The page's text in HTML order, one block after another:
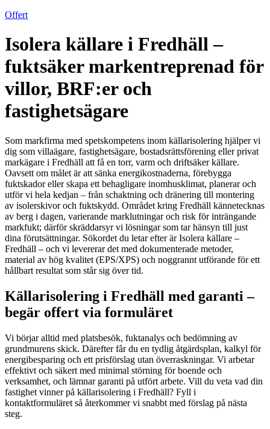
Offert
Isolera källare i Fredhäll –
fuktsäker markentreprenad för
villor, BRF:er och
fastighetsägare
Som markfirma med spetskompetens inom källarisolering hjälper vi
dig som villaägare, fastighetsägare, bostadsrättsförening eller privat
markägare i Fredhäll att få en torr, varm och driftsäker källare.
Oavsett om målet är att sänka energikostnaderna, förebygga
fuktskador eller skapa ett behagligare inomhusklimat, planerar och
utför vi hela kedjan – från schaktning och dränering till montering
av isolerskivor och fuktskydd. Området kring Fredhäll kännetecknas
av berg i dagen, varierande marklutningar och risk för inträngande
markfukt; därför skräddarsyr vi lösningar som tar hänsyn till just
dina förutsättningar. Sökordet du letar efter är Isolera källare –
Fredhäll – och vi levererar det med dokumenterade metoder,
material av hög kvalitet (EPS/XPS) och noggrannt utförande för ett
hållbart resultat som står sig över tid.
Källarisolering i Fredhäll med garanti –
begär offert via formuläret
Vi börjar alltid med platsbesök, fuktanalys och bedömning av
grundmurens skick. Därefter får du en tydlig åtgärdsplan, kalkyl för
energibesparing och ett prisförslag utan överraskningar. Vi arbetar
effektivt och säkert med minimal störning för boende och
verksamhet, och lämnar garanti på utfört arbete. Vill du veta vad din
fastighet vinner på källarisolering i Fredhäll? Fyll i
kontaktformuläret så återkommer vi snabbt med förslag på nästa
steg.